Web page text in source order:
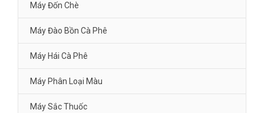
Máy Đốn Chè
Máy Đào Bồn Cà Phê
Máy Hái Cà Phê
Máy Phân Loại Màu
Máy Sắc Thuốc